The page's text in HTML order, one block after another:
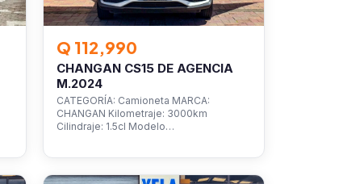
Q 112,990
CHANGAN CS15 DE AGENCIA
M.2024
CATEGORÍA: Camioneta MARCA:
CHANGAN Kilometraje: 3000km
Cilindraje: 1.5cl Modelo…